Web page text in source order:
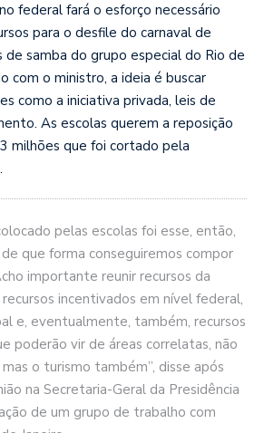
federal fará o esforço necessário
para o desfile do carnaval de
de samba do grupo especial do Rio de
com o ministro, a ideia é buscar
como a iniciativa privada, leis de
As escolas querem a reposição
milhões que foi cortado pela
pelas escolas foi esse, então,
que forma conseguiremos compor
importante reunir recursos da
incentivados em nível federal,
e, eventualmente, também, recursos
poderão vir de áreas correlatas, não
o turismo também”, disse após
na Secretaria-Geral da Presidência
de um grupo de trabalho com